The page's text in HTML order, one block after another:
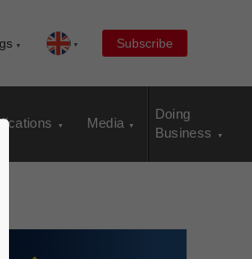
Subscribe
Media
Doing
Business